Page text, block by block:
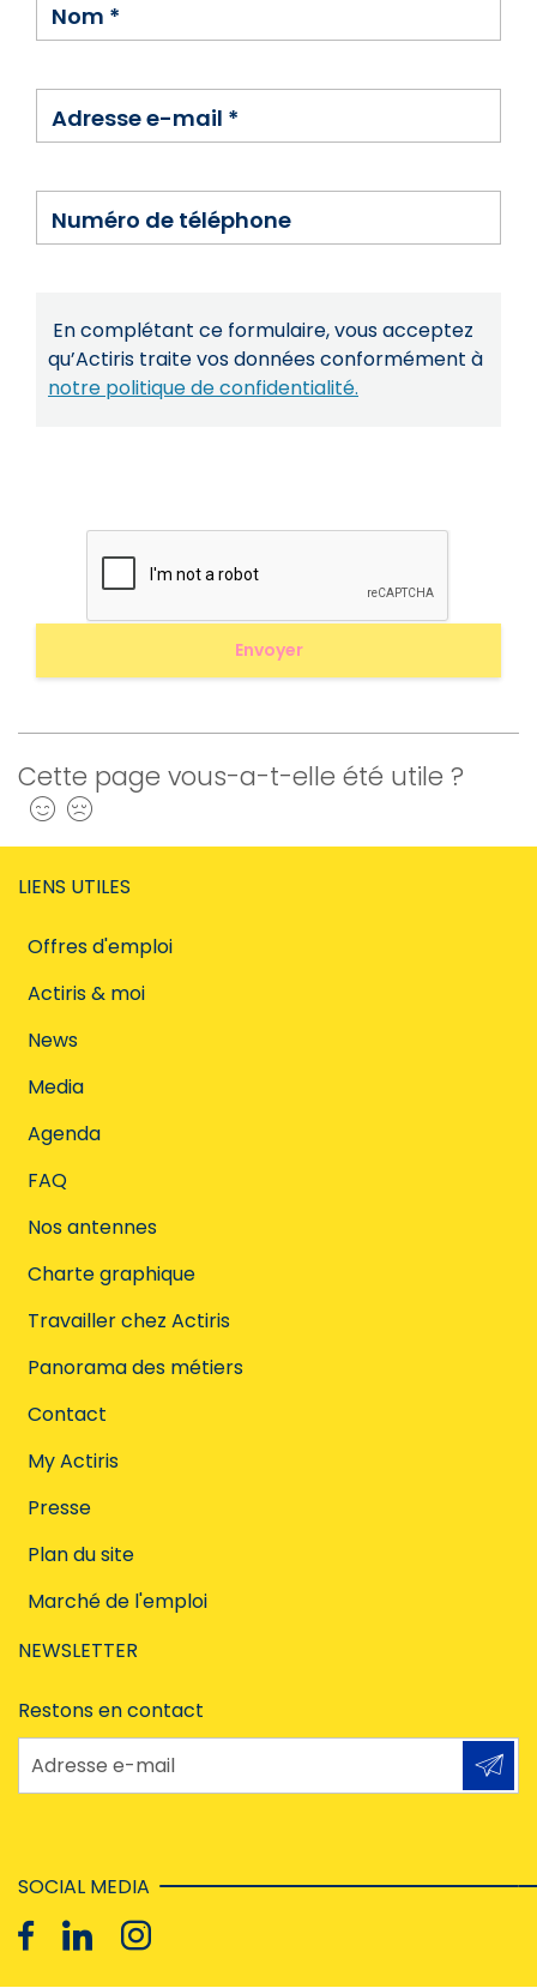
Nom *
Adresse e-mail *
Numéro de téléphone
En complétant ce formulaire, vous acceptez
qu’Actiris traite vos données conformément à
notre politique de confidentialité.
Cette page vous-a-t-elle été utile ?
Oui
LIENS UTILES
Offres d'emploi
Actiris & moi
News
Media
Agenda
FAQ
Nos antennes
Charte graphique
Travailler chez Actiris
Panorama des métiers
Contact
My Actiris
Presse
Plan du site
Marché de l'emploi
NEWSLETTER
Restons en contact
Adresse e-mail
SOCIAL MEDIA